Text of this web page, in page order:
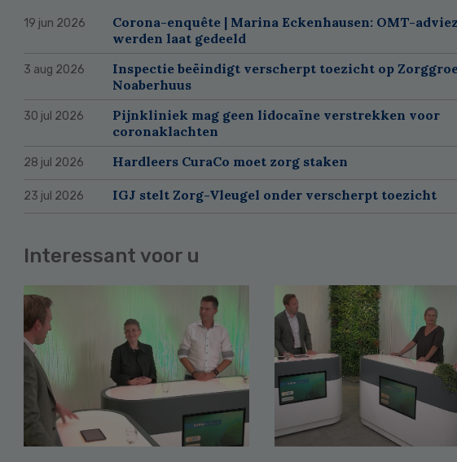
19 jun 2026
Corona-enquête | Marina Eckenhausen: OMT-
werden laat gedeeld
3 aug 2026
Inspectie beëindigt verscherpt toezicht op
Noaberhuus
30 jul 2026
Pijnkliniek mag geen lidocaïne verstrekken voor
coronaklachten
28 jul 2026 Hardleers CuraCo moet zorg staken
23 jul 2026 IGJ stelt Zorg-Vleugel onder verscherpt toezicht
Interessant voor u